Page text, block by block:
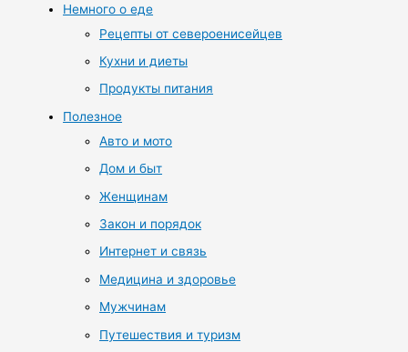
Немного о еде
Рецепты от североенисейцев
Кухни и диеты
Продукты питания
Полезное
Авто и мото
Дом и быт
Женщинам
Закон и порядок
Интернет и связь
Медицина и здоровье
Мужчинам
Путешествия и туризм